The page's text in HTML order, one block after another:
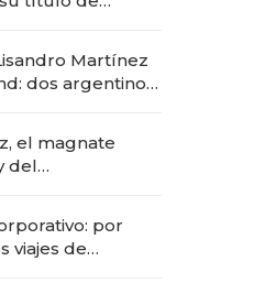
premium"Martínez
dos argentinos
el magnate
del
por
viajes de